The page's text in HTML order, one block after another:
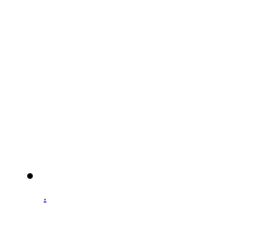
.